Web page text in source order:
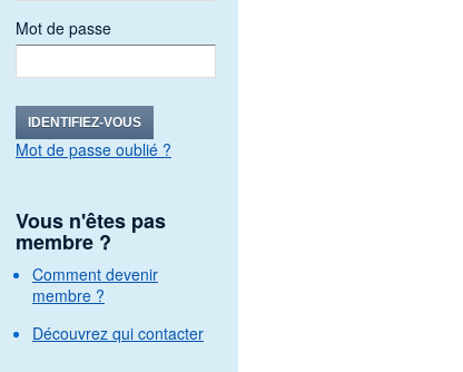
Mot de passe
IDENTIFIEZ-VOUS
Mot de passe oublié ?
Vous n'êtes pas
membre ?
Comment devenir
membre ?
Découvrez qui contacter